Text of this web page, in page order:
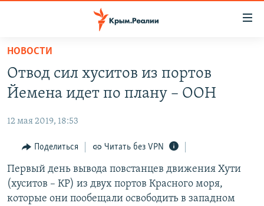
Вернуться
основному
содержанию
навигации
Вернутся
поиску
СПЕЦПРОЕКТЫ
КАРТА ВОЕННЫХ ОБЪЕКТОВ КРЫМА
11 ЛЕТ ОККУПАЦИИ КРЫМА. 11 ИСТОРИЙ СОПРОТИВЛЕНИЯ
ИСТОРИЯ
ЕЩЕ
ИНТЕРАКТИВ
ИНФОГРАФИКА
РАДІО СВОБОДА
КАК ОБОЙТИ БЛОКИРОВКУ
НОВОСТИ
Отвод сил хуситов из портов
Йемена идет по плану – ООН
12 мая 2019, 18:53
Поделиться Читать без VPN
Первый день вывода повстанцев движения Хути
(хуситов – КР) из двух портов Красного моря,
которые они пообещали освободить в западном